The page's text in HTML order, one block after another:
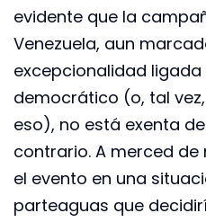
evidente que la
Venezuela, aun
excepcionalidad
democrático (o, tal
eso), no está exenta
contrario. A merced
el evento en una
parteaguas que